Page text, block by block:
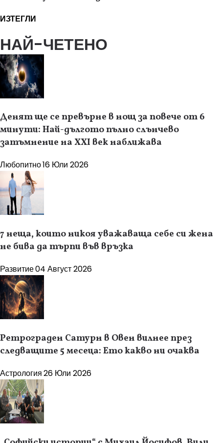
ИЗТЕГЛИ
НАЙ-ЧЕТЕНО
Денят ще се превърне в нощ за повече от 6
минути: Най-дългото пълно слънчево
затъмнение на XXI век наближава
Любопитно16 Юли 2026
7 неща, които никоя уважаваща себе си жена
не бива да търпи във връзка
Развитие04 Август 2026
Ретрограден Сатурн в Овен вилнее през
следващите 5 месеца: Ето какво ни очаква
Астрология26 Юли 2026